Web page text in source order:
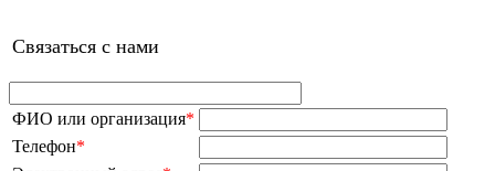
Связаться с нами
ФИО или организация*
Телефон*